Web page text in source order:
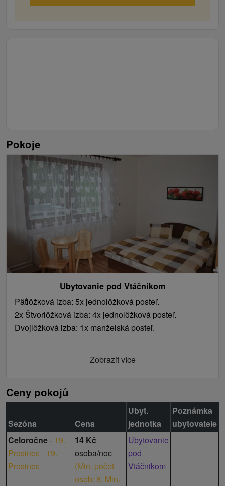
Pokoje
Ubytovanie pod Vtáčnikom
Päťlôžková izba: 5x jednolôžková posteľ.
2x Štvorlôžková izba: 4x jednolôžková posteľ.
Dvojlôžková izba: 1x manželská posteľ.
Zobrazit více
Ceny pokojů
Sezóna Cena
Ubyt.
jednotka
Poznámka
ubytovatele
Celoročne- 19.
Prosinec - 19.
Prosinec
14 Kč
osoba/noc
(Min. počet
osob: 8, Min.
Ubytovanie
pod
Vtáčnikom